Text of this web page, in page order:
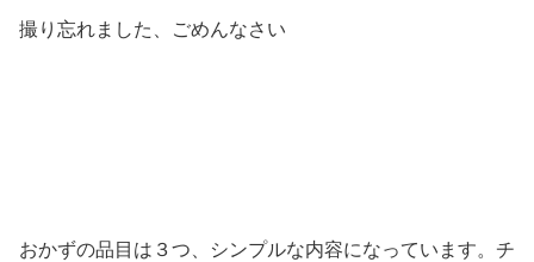
撮り忘れました、ごめんなさい
おかずの品目は３つ、シンプルな内容になっています。チ